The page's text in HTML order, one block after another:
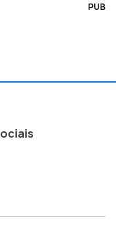
PUB